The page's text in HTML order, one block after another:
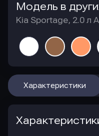
Модель в
Kia Sportage, 2.0 л
Характеристики